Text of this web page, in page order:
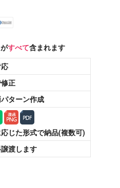
すべて含まれます
正
ターン作成
じた形式で納品(複数可)
渡します